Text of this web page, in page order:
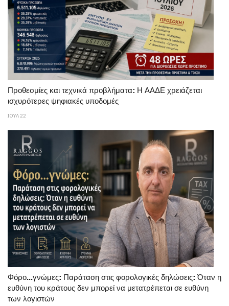
Προθεσμίες και τεχνικά προβλήματα: Η ΑΑΔΕ χρειάζεται
ισχυρότερες ψηφιακές υποδομές
ΙΟΥΛ 22
Φόρο...γνώμες: Παράταση στις φορολογικές δηλώσεις: Όταν η
ευθύνη του κράτους δεν μπορεί να μετατρέπεται σε ευθύνη
των λογιστών